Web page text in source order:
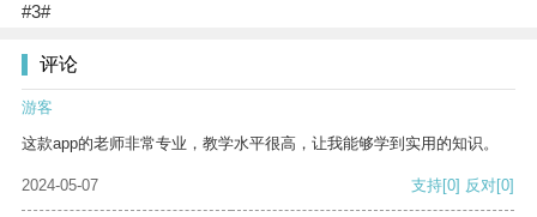
#3#
评论
游客
这款app的老师非常专业，教学水平很高，让我能够学到实用的知识。
2024-05-07 支持[0] 反对[0]